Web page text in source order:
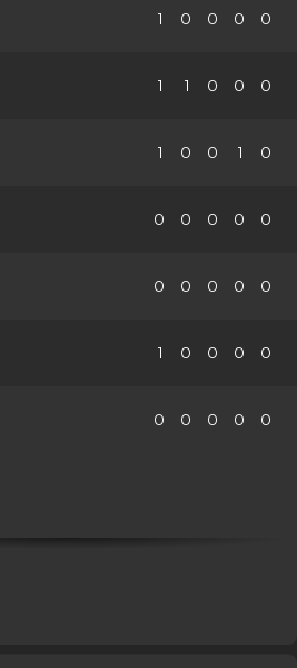
1 0 0 0 0
1 1 0 0 0
1 0 0 1 0
0 0 0 0 0
0 0 0 0 0
1 0 0 0 0
0 0 0 0 0